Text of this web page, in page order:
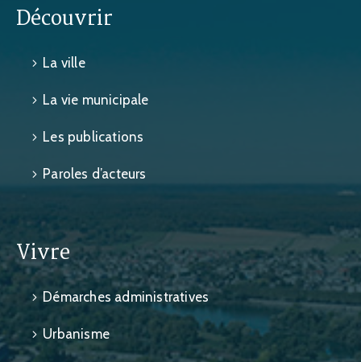
Découvrir
La ville
La vie municipale
Les publications
Paroles d’acteurs
Vivre
Démarches administratives
Urbanisme